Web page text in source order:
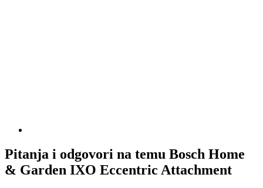
Pitanja i odgovori na temu Bosch Home
& Garden IXO Eccentric Attachment